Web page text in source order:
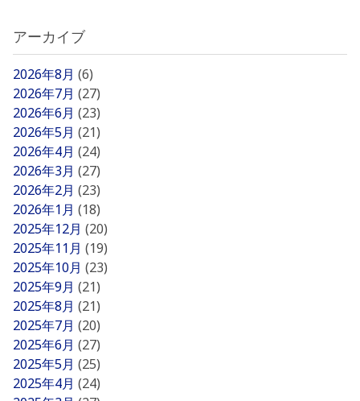
アーカイブ
2026年8月 (6)
2026年7月 (27)
2026年6月 (23)
2026年5月 (21)
2026年4月 (24)
2026年3月 (27)
2026年2月 (23)
2026年1月 (18)
2025年12月 (20)
2025年11月 (19)
2025年10月 (23)
2025年9月 (21)
2025年8月 (21)
2025年7月 (20)
2025年6月 (27)
2025年5月 (25)
2025年4月 (24)